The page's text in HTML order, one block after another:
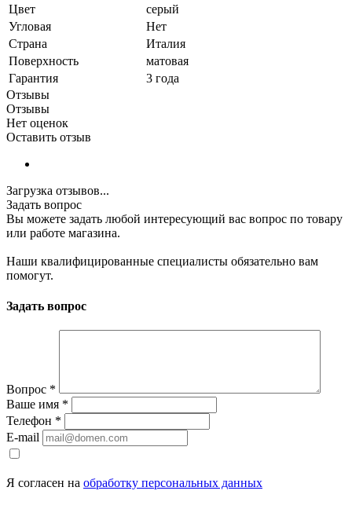
Цвет
серый
Угловая
Нет
Страна
Италия
Поверхность
матовая
Гарантия
3 года
Отзывы
Отзывы
Нет оценок
Оставить отзыв
Загрузка отзывов...
Задать вопрос
Вы можете задать любой интересующий вас вопрос по товару
или работе магазина.
Наши квалифицированные специалисты обязательно вам
помогут.
Задать вопрос
Вопрос *
Ваше имя *
Телефон *
E-mail
Я согласен на обработку персональных данных